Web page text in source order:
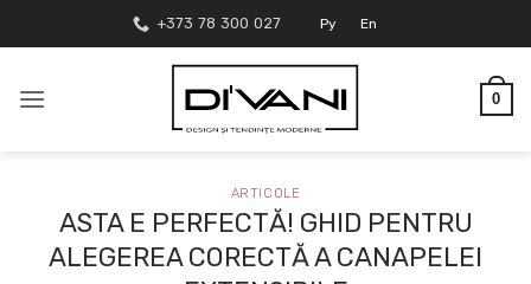
to
+373 78 300 027 Ру En
0
ARTICOLE
ASTA E PERFECTĂ! GHID PENTRU
ALEGEREA CORECTĂ A CANAPELEI